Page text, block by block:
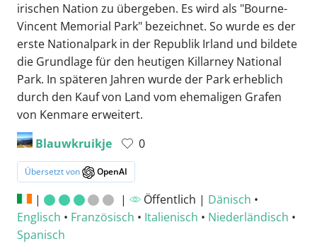
irischen Nation zu übergeben. Es wird als "Bourne-
Vincent Memorial Park" bezeichnet. So wurde es der
erste Nationalpark in der Republik Irland und bildete
die Grundlage für den heutigen Killarney National
Park. In späteren Jahren wurde der Park erheblich
durch den Kauf von Land vom ehemaligen Grafen
von Kenmare erweitert.
Blauwkruikje
0
Übersetzt von OpenAI
| | Öffentlich | Dänisch •
Englisch • Französisch • Italienisch • Niederländisch •
Spanisch